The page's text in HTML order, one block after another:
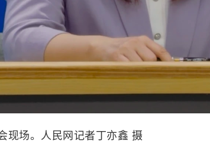
现场。人民网记者丁亦鑫 摄